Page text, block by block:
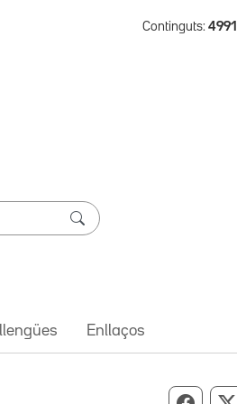
Continguts:
Enllaços